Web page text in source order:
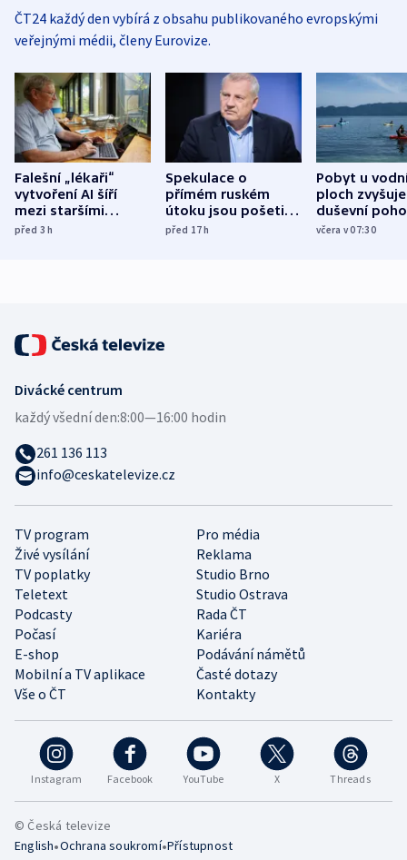
ČT24 každý den vybírá z obsahu publikovaného evropskými
veřejnými médii, členy Eurovize.
Falešní „lékaři“
vytvoření AI šíří
mezi staršími
Poláky nebezpečné
před 3h
Spekulace o
přímém ruském
útoku jsou pošetilé,
míní estonský
před 17h
Pobyt u
ploch zvyšuje
duševní
ukázala
včera v 07:30
Instagram Facebook YouTube X Threads
TV program
Pro média
Živé vysílání
Reklama
TV poplatky
Studio Brno
Teletext
Studio Ostrava
Podcasty
Rada ČT
Počasí
Kariéra
E-shop
Podávání námětů
Mobilní a TV aplikace
Časté dotazy
Vše o ČT
Kontakty
Divácké centrum
každý všední den:8:00—16:00 hodin
261 136 113
info@ceskatelevize.cz
© Česká televize
English•Ochrana soukromí•Přístupnost